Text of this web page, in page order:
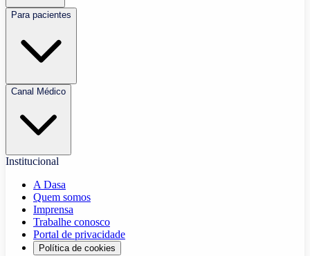
Para pacientes
Canal Médico
Institucional
A Dasa
Quem somos
Imprensa
Trabalhe conosco
Portal de privacidade
Política de cookies